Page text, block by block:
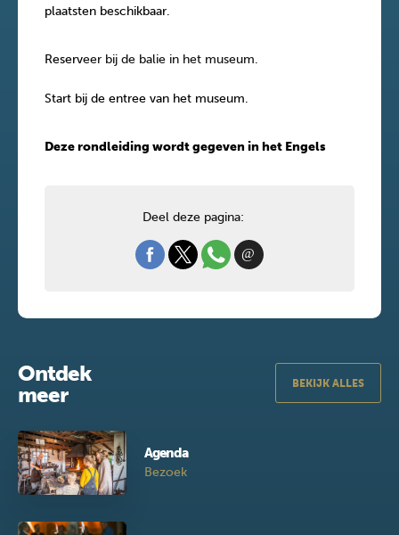
plaatsten beschikbaar.
Reserveer bij de balie in het museum.
Start bij de entree van het museum.
Deze rondleiding wordt gegeven in het Engels
Deel deze pagina:
Ontdek
meer
BEKIJK ALLES
Agenda
Bezoek